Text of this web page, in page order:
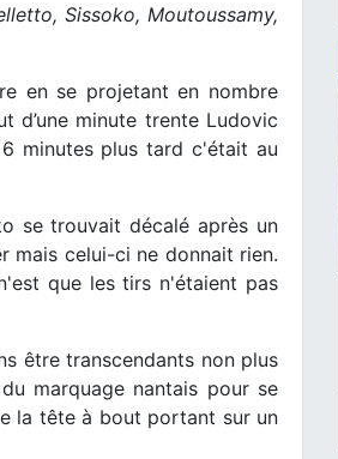
Sissoko, Moutoussamy,
en se projetant en nombre
d’une minute trente Ludovic
minutes plus tard c'était au
se trouvait décalé après un
mais celui-ci ne donnait rien.
que les tirs n'étaient pas
être transcendants non plus
marquage nantais pour se
la tête à bout portant sur un